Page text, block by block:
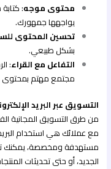
محتوى موجه:
يواجهها جمهورك.
تحسين المحتوى
بشكل طبيعي.
التفاعل مع القراء:
مجتمع مهتم
التسويق عبر البريد
من طرق التسويق المجانية
مع عملائك هي استخدام
مستهدفة ومخصصة، يمكنك
الجديد، أو حتى تحديثات